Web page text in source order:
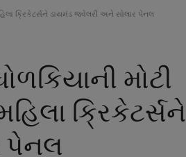
ક્રિકેટર્સને ડાયમંડ જ્વેલરી અને સોલાર પેનલ
મોટી
ક્રિકેટર્સને
પેનલ